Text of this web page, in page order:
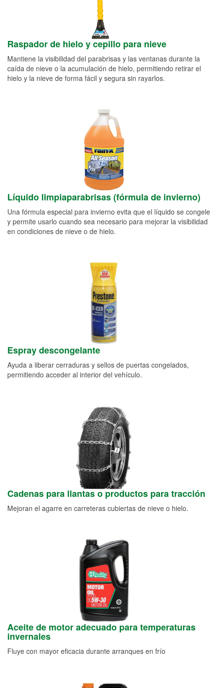
Raspador de hielo y cepillo para nieve
Mantiene la visibilidad del parabrisas y las ventanas durante la
caída de nieve o la acumulación de hielo, permitiendo retirar el
hielo y la nieve de forma fácil y segura sin rayarlos.
Líquido limpiaparabrisas (fórmula de invierno)
Una fórmula especial para invierno evita que el líquido se congele
y permite usarlo cuando sea necesario para mejorar la visibilidad
en condiciones de nieve o de hielo.
Espray descongelante
Ayuda a liberar cerraduras y sellos de puertas congelados,
permitiendo acceder al interior del vehículo.
Cadenas para llantas o productos para tracción
Mejoran el agarre en carreteras cubiertas de nieve o hielo.
Aceite de motor adecuado para temperaturas
invernales
Fluye con mayor eficacia durante arranques en frío